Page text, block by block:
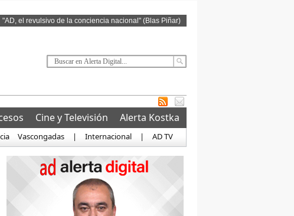
"AD, el revulsivo de la conciencia nacional" (Blas Piñar)
Cine y Televisión
Alerta Kostka
Vascongadas | Internacional | AD TV